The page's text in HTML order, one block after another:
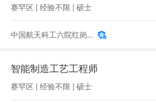
赛罕区 | 经验不限 | 硕士
中国航天科工六院红岗...
智能制造工艺工程师
赛罕区 | 经验不限 | 硕士